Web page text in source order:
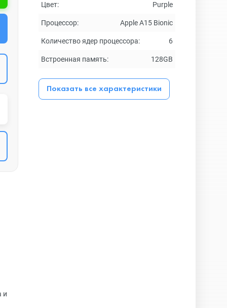
и
Цвет: Purple
Процессор: Apple A15 Bionic
Количество ядер процессора: 6
Встроенная память: 128GB
Показать все характеристики